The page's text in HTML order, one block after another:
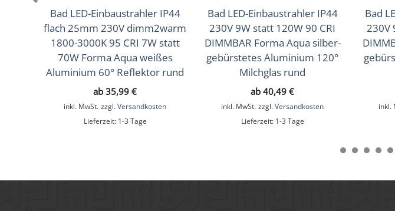
Schwenkbar
Nein
Material
Aluminium, Glas
MR16 / GU5.3
Schaltzyklen
> 15.000
Farbe
Schwarz
Bad LED-Einbaustrahler IP44
flach 25mm 230V dimm2warm
1800-3000K 95 CRI 7W statt
70W Forma Aqua weißes
Aluminium 60° Reflektor rund
ab 35,99 €
inkl. MwSt. zzgl.Versandkosten
Lieferzeit: 1-3 Tage
Bad LED-Einbaustrahler IP44
230V 9W statt 120W 90 CRI
DIMMBAR Forma Aqua silber-
gebürstetes Aluminium 120°
Milchglas rund
ab 40,49 €
inkl. MwSt. zzgl.Versandkosten
Lieferzeit: 1-3 Tage
Bad
230V
inkl.